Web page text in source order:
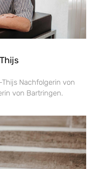
Nachfolgerin von
von Bartringen.